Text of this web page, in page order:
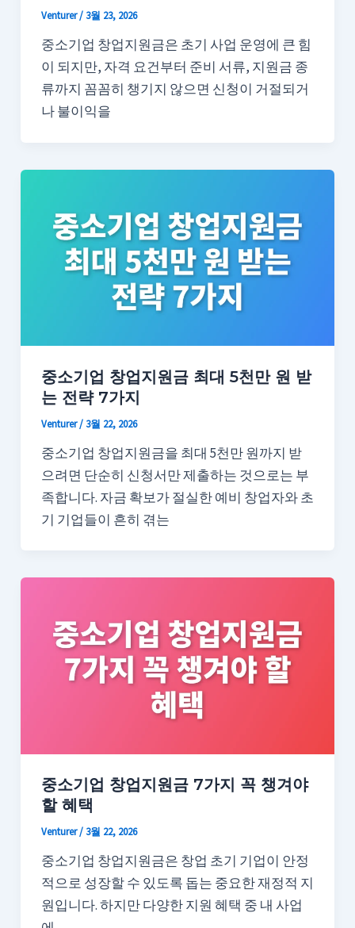
Venturer/ 3월 23, 2026
중소기업 창업지원금은 초기 사업 운영에 큰 힘
이 되지만, 자격 요건부터 준비 서류, 지원금 종
류까지 꼼꼼히 챙기지 않으면 신청이 거절되거
나 불이익을
중소기업 창업지원금 최대 5천만 원 받
는 전략 7가지
Venturer/ 3월 22, 2026
중소기업 창업지원금을 최대 5천만 원까지 받
으려면 단순히 신청서만 제출하는 것으로는 부
족합니다. 자금 확보가 절실한 예비 창업자와 초
기 기업들이 흔히 겪는
중소기업 창업지원금 7가지 꼭 챙겨야
할 혜택
Venturer/ 3월 22, 2026
중소기업 창업지원금은 창업 초기 기업이 안정
적으로 성장할 수 있도록 돕는 중요한 재정적 지
원입니다. 하지만 다양한 지원 혜택 중 내 사업